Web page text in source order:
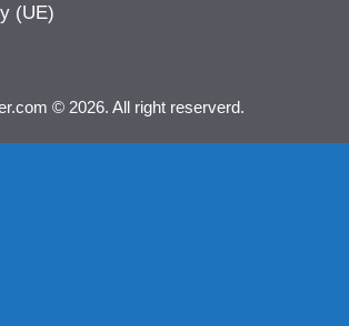
(UE)
© 2026. All right reserverd.